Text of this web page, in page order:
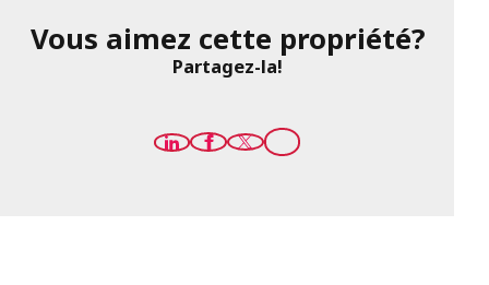
Vous aimez cette propriété?
Partagez-la!